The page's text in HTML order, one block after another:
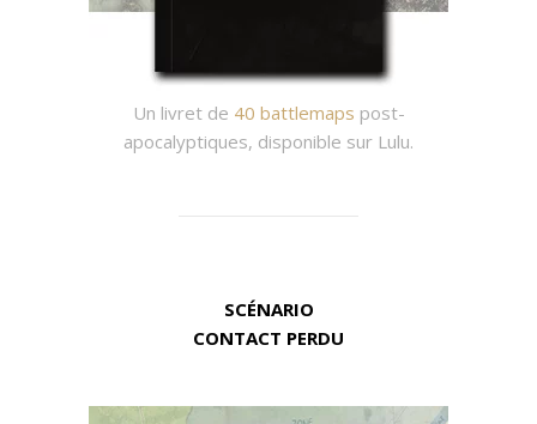
Un livret de 40 battlemaps post-
apocalyptiques, disponible sur Lulu.
SCÉNARIO
CONTACT PERDU